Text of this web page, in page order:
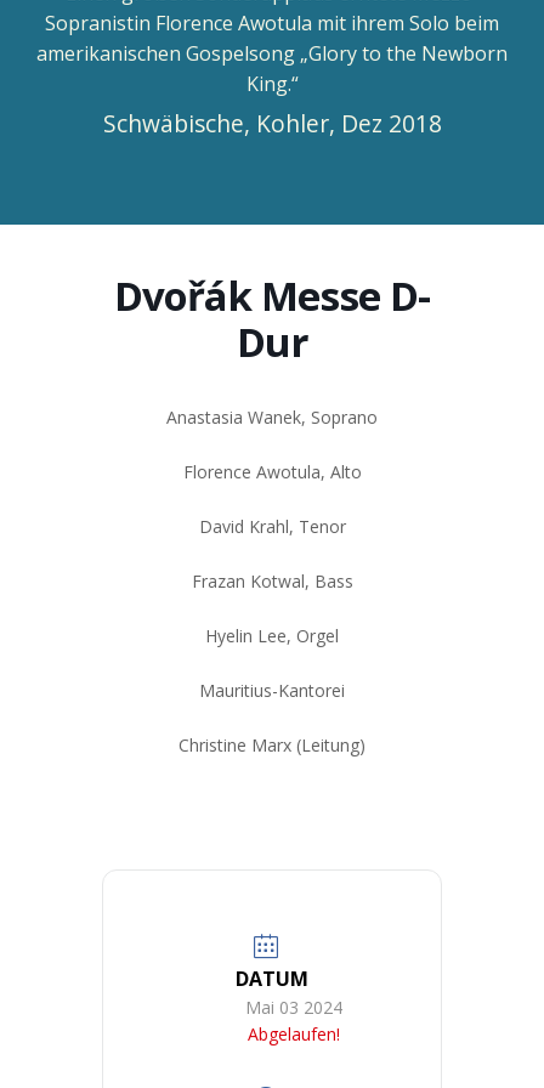
Sopranistin Florence Awotula mit ihrem Solo beim
amerikanischen Gospelsong „Glory to the Newborn
King.“
Schwäbische, Kohler, Dez 2018
Dvořák Messe D-
Dur
Anastasia Wanek, Soprano
Florence Awotula, Alto
David Krahl, Tenor
Frazan Kotwal, Bass
Hyelin Lee, Orgel
Mauritius-Kantorei
Christine Marx (Leitung)
DATUM
Mai 03 2024
Abgelaufen!